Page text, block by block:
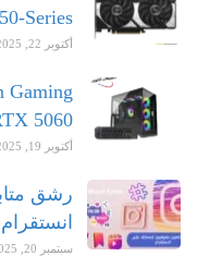
Series…
أكتوبر 22, 2025
Gaming
5060…
أكتوبر 19, 2025
رشق
سبتمبر 20, 2025